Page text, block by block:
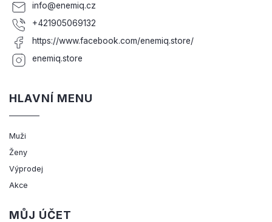
info@enemiq.cz
+421905069132
https://www.facebook.com/enemiq.store/
enemiq.store
HLAVNÍ MENU
Muži
Ženy
Výprodej
Akce
MŮJ ÚČET